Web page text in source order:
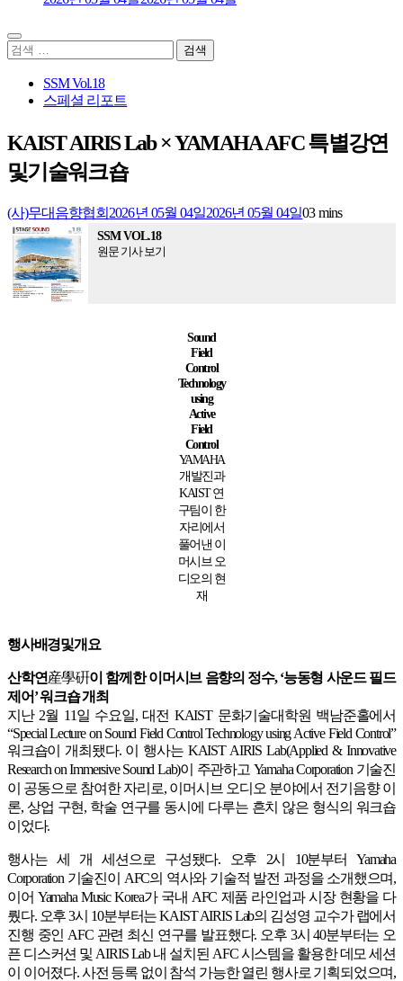
검
SSM Vol.18
스페셜 리포트
KAIST AIRIS Lab × YAMAHA AFC 특별강연
및기술워크숍
(사)무대음향협회 2026년 05월 04일2026년 05월 04일03 mins
SSM VOL.18
원문 기사 보기
Sound
Field
Control
Technology
using
Active
Field
Control
YAMAHA
개발진과
KAIST 연
구팀이 한
자리에서
풀어낸 이
머시브 오
디오의 현
재
행사배경및개요
산학연産學硏이 함께한 이머시브 음향의 정수, ‘능동형 사운드 필드
제어’ 워크숍 개최
지난 2월 11일 수요일, 대전 KAIST 문화기술대학원 백남준홀에서
“Special Lecture on Sound Field Control Technology using Active Field Control”
워크숍이 개최됐다. 이 행사는 KAIST AIRIS Lab(Applied & Innovative
Research on Immersive Sound Lab)이 주관하고 Yamaha Corporation 기술진
이 공동으로 참여한 자리로, 이머시브 오디오 분야에서 전기음향 이
론, 상업 구현, 학술 연구를 동시에 다루는 흔치 않은 형식의 워크숍
이었다.
행사는 세 개 세션으로 구성됐다. 오후 2시 10분부터 Yamaha
Corporation 기술진이 AFC의 역사와 기술적 발전 과정을 소개했으며,
이어 Yamaha Music Korea가 국내 AFC 제품 라인업과 시장 현황을 다
뤘다. 오후 3시 10분부터는 KAIST AIRIS Lab의 김성영 교수가 랩에서
진행 중인 AFC 관련 최신 연구를 발표했다. 오후 3시 40분부터는 오
픈 디스커션 및 AIRIS Lab 내 설치된 AFC 시스템을 활용한 데모 세션
이 이어졌다. 사전 등록 없이 참석 가능한 열린 행사로 기획되었으며,